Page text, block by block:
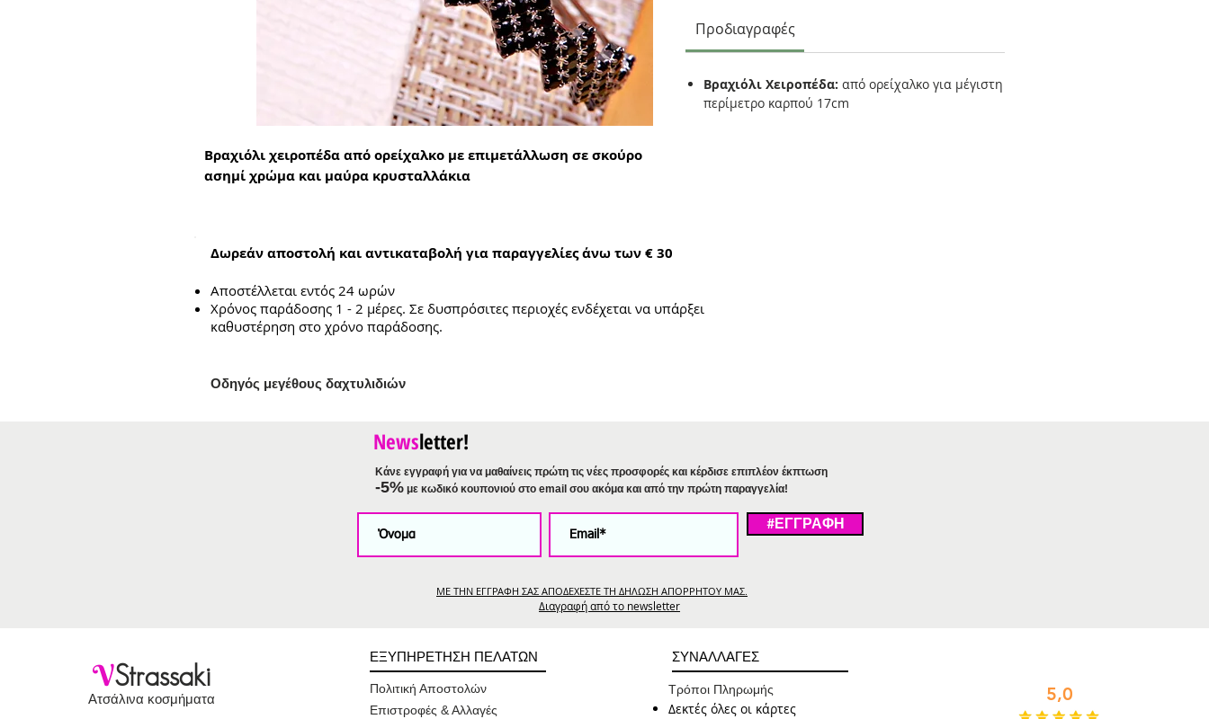
Βραχιόλι χειροπέδα από ορείχαλκο με επιμετάλλωση σε σκούρο
ασημί χρώμα και μαύρα κρυσταλλάκια
Προδιαγραφές
Βραχιόλι Χειροπέδα: από ορείχαλκο για μέγιστη
περίμετρο καρπού 17cm
Δωρεάν αποστολή και αντικαταβολή για παραγγελίες άνω των € 30
Αποστέλλεται εντός 24 ωρών
Χρόνος παράδοσης 1 - 2 μέρες. Σε δυσπρόσιτες περιοχές ενδέχεται να υπάρξει
καθυστέρηση στο χρόνο παράδοσης.
Οδηγός μεγέθους δαχτυλιδιών
Newsletter!
Κάνε εγγραφή για να μαθαίνεις πρώτη τις νέες προσφορές και κέρδισε επιπλέον έκπτωση
-5% με κωδικό κουπονιού στο email σου ακόμα και από την πρώτη παραγγελία!
#ΕΓΓΡΑΦΗ
ΜΕ ΤΗΝ ΕΓΓΡΑΦΗ ΣΑΣ ΑΠΟΔΕΧΕΣΤΕ ΤΗ ΔΗΛΩΣΗ ΑΠΟΡΡΗΤΟΥ ΜΑΣ.
Διαγραφή από το newsletter
VStrassaki
Ατσάλινα κοσμήματα
ΕΞΥΠΗΡΕΤΗΣΗ ΠΕΛΑΤΩΝ
Πολιτική Αποστολών
Επιστροφές & Αλλαγές
ΣΥΝΑΛΛΑΓΕΣ
Τρόποι Πληρωμής
Δεκτές όλες οι κάρτες
5,0